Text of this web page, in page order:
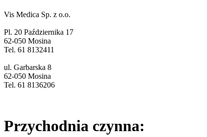
Vis Medica Sp. z o.o.
Pl. 20 Października 17
62-050 Mosina
Tel. 61 8132411
ul. Garbarska 8
62-050 Mosina
Tel. 61 8136206
Przychodnia czynna: